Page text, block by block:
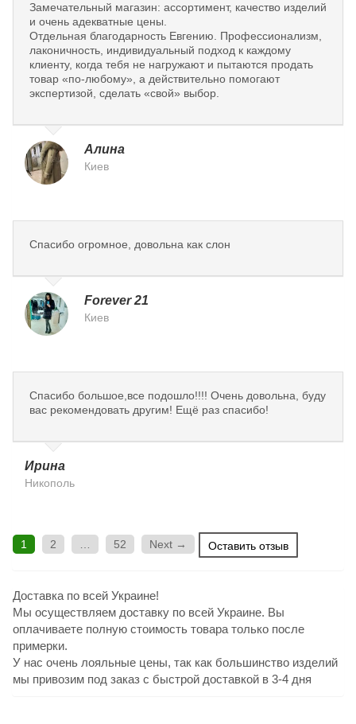
Замечательный магазин: ассортимент, качество изделий
и очень адекватные цены.
Отдельная благодарность Евгению. Профессионализм,
лаконичность, индивидуальный подход к каждому
клиенту, когда тебя не нагружают и пытаются продать
товар «по-любому», а действительно помогают
экспертизой, сделать «свой» выбор.
Алина
Киев
Спасибо огромное, довольна как слон
Forever 21
Киев
Спасибо большое,все подошло!!!! Очень довольна, буду
вас рекомендовать другим! Ещё раз спасибо!
Ирина
Никополь
1 2 52 Next → Оставить отзыв
Доставка по всей Украине!
Мы осуществляем доставку по всей Украине. Вы
оплачиваете полную стоимость товара только после
примерки.
У нас очень лояльные цены, так как большинство изделий
мы привозим под заказ с быстрой доставкой в 3-4 дня